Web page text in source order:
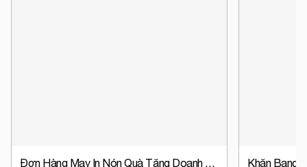
Đơn Hàng May In Nón Quà Tặng Doanh Nghiệp, Nón Đồng Phục Trust Event & Media